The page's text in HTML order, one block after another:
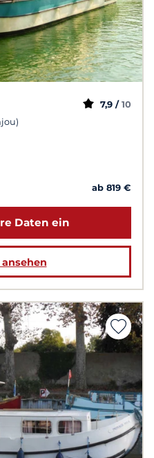
7,9 / 10
ab 819 €
Daten ein